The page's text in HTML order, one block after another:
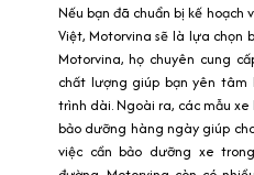
Nếu bạn đã chuẩn bị kế hoạch
Việt, Motorvina sẽ là lựa chọn
Motorvina, họ chuyên cung
chất lượng giúp bạn yên tâm
trình dài. Ngoài ra, các mẫu
bảo dưỡng hàng ngày giúp
việc cần bảo dưỡng xe